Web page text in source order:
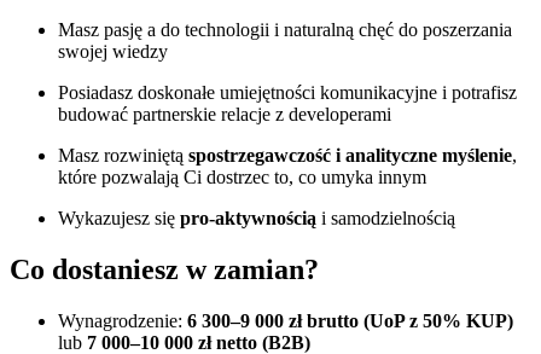
Masz pasję a do technologii i naturalną chęć do poszerzania
swojej wiedzy
Posiadasz doskonałe umiejętności komunikacyjne i potrafisz
budować partnerskie relacje z developerami
Masz rozwiniętą spostrzegawczość i analityczne myślenie,
które pozwalają Ci dostrzec to, co umyka innym
Wykazujesz się pro-aktywnością i samodzielnością
Co dostaniesz w zamian?
Wynagrodzenie: 6 300–9 000 zł brutto (UoP z 50% KUP)
lub 7 000–10 000 zł netto (B2B)